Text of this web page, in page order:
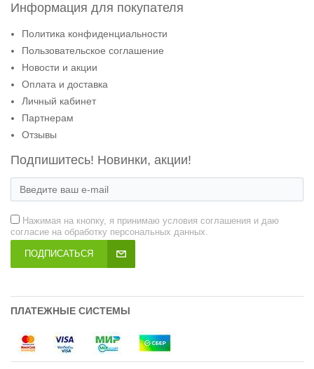
Информация для покупателя
Политика конфиденциальности
Пользовательское соглашение
Новости и акции
Оплата и доставка
Личный кабинет
Партнерам
Отзывы
Подпишитесь! Новинки, акции!
Нажимая на кнопку, я принимаю условия соглашения и даю
согласие на обработку персональных данных.
ПОДПИСАТЬСЯ
ПЛАТЕЖНЫЕ СИСТЕМЫ